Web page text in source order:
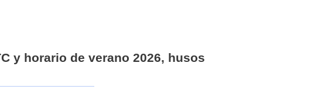
y horario de verano 2026, husos